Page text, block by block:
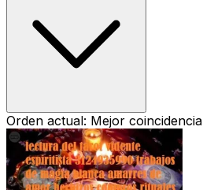
Orden actual: Mejor coincidencia